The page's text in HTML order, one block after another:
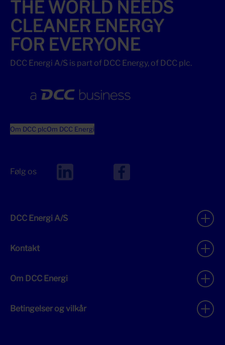
THE WORLD NEEDS
CLEANER ENERGY
FOR EVERYONE
DCC Energi A/S is part of DCC Energy, of DCC plc.
Om DCC plcOm DCC Energi
Følg os
DCC Energi A/S
Kontakt
Om DCC Energi
Betingelser og vilkår